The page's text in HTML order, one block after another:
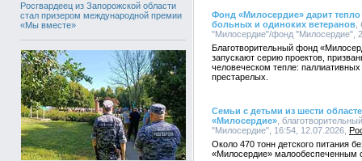
Росгвардеец из Запорожской области
стал призером международной премии
«Мы вместе»
Фонд «Милосердие» дарит
больных и одиноких ветеранов
"Милосердие"/фонд "Милосердие",
Благотворительный фонд
запускают серию проектов,
человеческом тепле:
престарелых.
Семьи с детьми из шести
«Милосердие» ,
"Милосердие", 16:54, 12.07.2026,
Около 470 тонн детского питания
«Милосердие» малообеспеченным